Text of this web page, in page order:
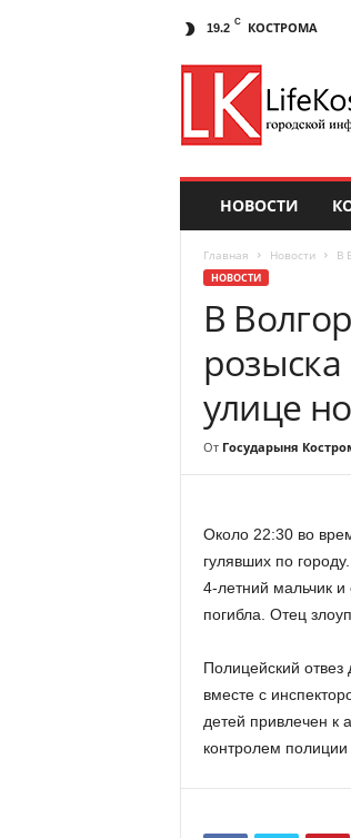
19.2 C КОСТРОМА
НОВОСТИ
Главная Новости В
НОВОСТИ
В
улице
От Государыня
Около 22:30 во
гулявших по
4-летний мальчик и
погибла. Отец
Полицейский отвез
вместе с
детей привлечен к
контролем полиции